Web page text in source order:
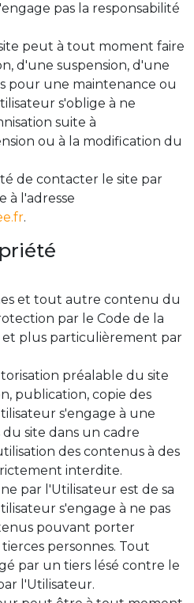
pas la responsabilité
peut à tout moment faire
d'une suspension, d'une
pour une maintenance ou
s'oblige à ne
suite à
ou à la modification du
de contacter le site par
à l'adresse
.
et tout autre contenu du
par le Code de la
plus particulièrement par
préalable du site
publication, copie des
s'engage à une
site dans un cadre
des contenus à des
interdite.
par l'Utilisateur est de sa
s'engage à ne pas
pouvant porter
personnes. Tout
par un tiers lésé contre le
l'Utilisateur.